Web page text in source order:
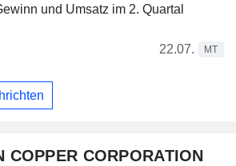
und Umsatz im 2. Quartal
22.07.
MT
COPPER CORPORATION